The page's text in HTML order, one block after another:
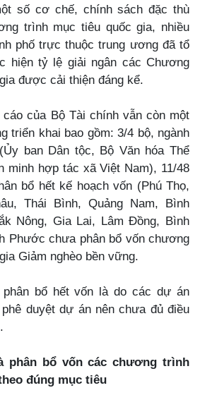
số cơ chế, chính sách đặc thù
trình mục tiêu quốc gia, nhiều
phố trực thuộc trung ương đã tổ
hiện tỷ lệ giải ngân các Chương
được cải thiện đáng kể.
cáo của Bộ Tài chính vẫn còn một
triển khai bao gồm: 3/4 bộ, ngành
ban Dân tộc, Bộ Văn hóa Thể
minh hợp tác xã Việt Nam), 11/48
bổ hết kế hoạch vốn (Phú Thọ,
Thái Bình, Quảng Nam, Bình
Nông, Gia Lai, Lâm Đồng, Bình
Phước chưa phân bổ vốn chương
Giảm nghèo bền vững.
phân bổ hết vốn là do các dự án
duyệt dự án nên chưa đủ điều
phân bổ vốn các chương trình
đúng mục tiêu